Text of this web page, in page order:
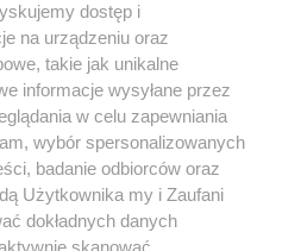
Instagram Youtube
dostęp i
na urządzeniu oraz
takie jak unikalne
informacje wysyłane przez
w celu zapewniania
wybór spersonalizowanych
badanie odbiorców oraz
Użytkownika my i Zaufani
dokładnych danych
skanować